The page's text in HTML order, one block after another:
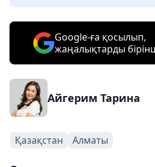
Google-ға қосылып,
жаңалықтарды
Айгерим Тарина
Қазақстан Алматы